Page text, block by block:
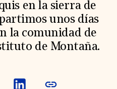
en la sierra de
unos días
la comunidad de
de Montaña.